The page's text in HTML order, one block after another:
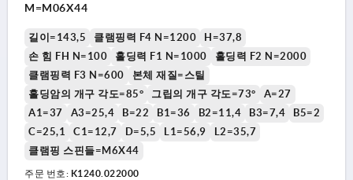
M=M06X44
길이=143,5 클램핑력 F4 N=1200
H=37,8
손 힘 FH N=100
홀딩력 F1 N=1000
홀딩력 F2 N=2000
클램핑력 F3 N=600
본체 재질=스틸
홀딩암의 개구 각도=85°
그립의 개구 각도=73°
A=27
A1=37
A3=25,4 B=22 B1=36 B2=11,4 B3=7,4
B5=2
C=25,1
C1=12,7 D=5,5 L1=56,9
L2=35,7
클램핑 스핀들=M6X44
주문 번호: K1240.022000